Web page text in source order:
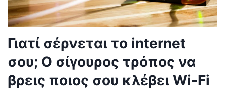
Γιατί σέρνεται το internet
σου; Ο σίγουρος τρόπος να
βρεις ποιος σου κλέβει Wi-Fi